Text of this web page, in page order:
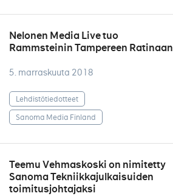
Nelonen Media Live tuo
Rammsteinin Tampereen Ratinaan
5. marraskuuta 2018
Lehdistötiedotteet
Sanoma Media Finland
Teemu Vehmaskoski on nimitetty
Sanoma Tekniikkajulkaisuiden
toimitusjohtajaksi